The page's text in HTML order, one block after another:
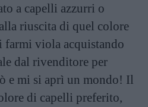
a capelli azzurri o
riuscita di quel colore
farmi viola acquistando
dal rivenditore per
e mi si aprì un mondo! Il
di capelli preferito,